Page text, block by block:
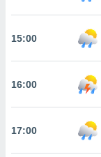
de que
sean
el sitio
para
ni para
15:00
16:00
17:00